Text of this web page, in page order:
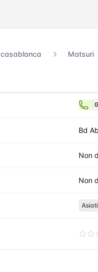
casablanca Matsuri
Bd
Non
Non